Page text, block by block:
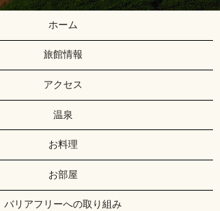
ホーム
旅館情報
アクセス
温泉
お料理
お部屋
バリアフリーへの取り組み